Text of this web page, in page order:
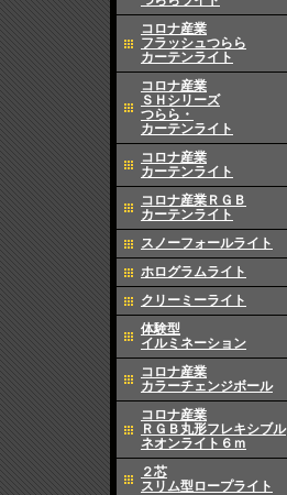
コロナ産業
フラッシュつらら
カーテンライト
コロナ産業
ＳＨシリーズ
つらら・
カーテンライト
コロナ産業
カーテンライト
コロナ産業ＲＧＢ
カーテンライト
スノーフォールライト
ホログラムライト
クリーミーライト
体験型
イルミネーション
コロナ産業
カラーチェンジボール
コロナ産業
ＲＧＢ丸形フレキシブル
ネオンライト６ｍ
２芯
スリム型ロープライト